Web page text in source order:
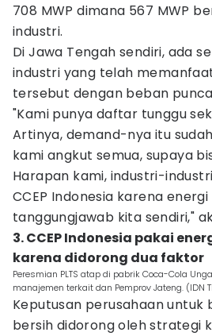
708 MWP dimana 567 MWP
industri.
Di Jawa Tengah sendiri, ada
industri yang telah
tersebut dengan beban
"Kami punya daftar tunggu
Artinya, demand-nya itu
kami angkut semua, supaya
Harapan kami, industri-
CCEP Indonesia karena
tanggungjawab kita sendiri,"
3. CCEP Indonesia pakai
karena didorong dua faktor
Peresmian PLTS atap di pabrik Coca-Cola
manajemen terkait dan Pemprov Jateng. (IDN
Keputusan perusahaan untuk
bersih didorong oleh strategi